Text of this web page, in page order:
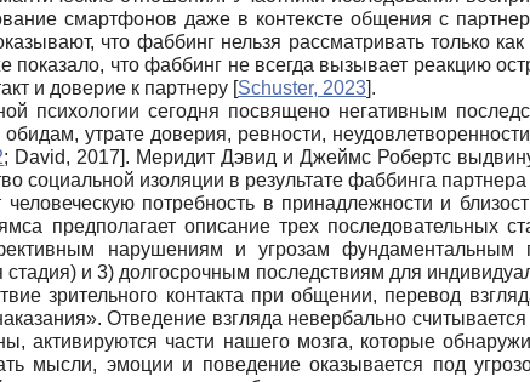
смартфонов даже в контексте общения с
что фаббинг нельзя рассматривать только
показало, что фаббинг не всегда вызывает реакцию
и доверие к партнеру [Schuster, 2023].
психологии сегодня посвящено негативным
утрате доверия, ревности,
; David, 2017]. Меридит Дэвид и Джеймс Робертс
социальной изоляции в результате фаббинга
потребность в принадлежности и
предполагает описание трех последовательных
нарушениям и угрозам фундаментальным
и 3) долгосрочным последствиям для
зрительного контакта при общении, перевод
Отведение взгляда невербально
активируются части нашего мозга, которые
мысли, эмоции и поведение оказывается под